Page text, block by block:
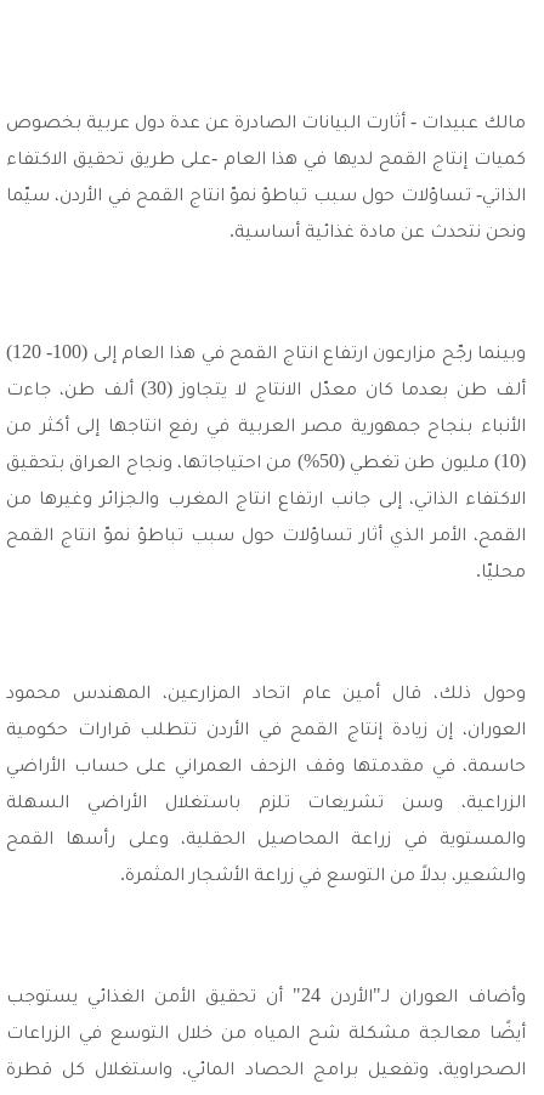
مالك عبيدات - أثارت البيانات الصادرة عن عدة دول عربية بخصوص
كميات إنتاج القمح لديها في هذا العام -على طريق تحقيق الاكتفاء
الذاتي- تساؤلات حول سبب تباطؤ نموّ انتاج القمح في الأردن، سيّما
ونحن نتحدث عن مادة غذائية أساسية.
وبينما رجّح مزارعون ارتفاع انتاج القمح في هذا العام إلى (100- 120)
ألف طن بعدما كان معدّل الانتاج لا يتجاوز (30) ألف طن، جاءت
الأنباء بنجاح جمهورية مصر العربية في رفع انتاجها إلى أكثر من
(10) مليون طن تغطي (50%) من احتياجاتها، ونجاح العراق بتحقيق
الاكتفاء الذاتي، إلى جانب ارتفاع انتاج المغرب والجزائر وغيرها من
القمح، الأمر الذي أثار تساؤلات حول سبب تباطؤ نموّ انتاج القمح
محليّا.
وحول ذلك، قال أمين عام اتحاد المزارعين، المهندس محمود
العوران، إن زيادة إنتاج القمح في الأردن تتطلب قرارات حكومية
حاسمة، في مقدمتها وقف الزحف العمراني على حساب الأراضي
الزراعية، وسن تشريعات تلزم باستغلال الأراضي السهلة
والمستوية في زراعة المحاصيل الحقلية، وعلى رأسها القمح
والشعير، بدلاً من التوسع في زراعة الأشجار المثمرة.
وأضاف العوران لـ"الأردن 24" أن تحقيق الأمن الغذائي يستوجب
أيضًا معالجة مشكلة شح المياه من خلال التوسع في الزراعات
الصحراوية، وتفعيل برامج الحصاد المائي، واستغلال كل قطرة